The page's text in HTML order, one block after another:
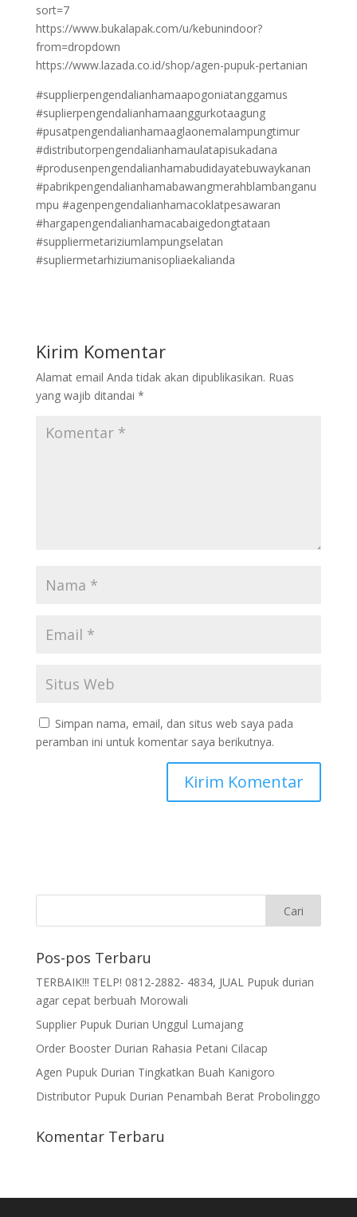
sort=7
https://www.bukalapak.com/u/kebunindoor?
from=dropdown
https://www.lazada.co.id/shop/agen-pupuk-pertanian
#supplierpengendalianhamaapogoniatanggamus
#suplierpengendalianhamaanggurkotaagung
#pusatpengendalianhamaaglaonemalampungtimur
#distributorpengendalianhamaulatapisukadana
#produsenpengendalianhamabudidayatebuwaykanan
#pabrikpengendalianhamabawangmerahblambanganu
mpu #agenpengendalianhamacoklatpesawaran
#hargapengendalianhamacabaigedongtataan
#suppliermetariziumlampungselatan
#supliermetarhiziumanisopliaekalianda
Kirim Komentar
Alamat email Anda tidak akan dipublikasikan. Ruas
yang wajib ditandai *
Simpan nama, email, dan situs web saya pada
peramban ini untuk komentar saya berikutnya.
Pos-pos Terbaru
TERBAIK!!! TELP! 0812-2882- 4834, JUAL Pupuk durian
agar cepat berbuah Morowali
Supplier Pupuk Durian Unggul Lumajang
Order Booster Durian Rahasia Petani Cilacap
Agen Pupuk Durian Tingkatkan Buah Kanigoro
Distributor Pupuk Durian Penambah Berat Probolinggo
Komentar Terbaru